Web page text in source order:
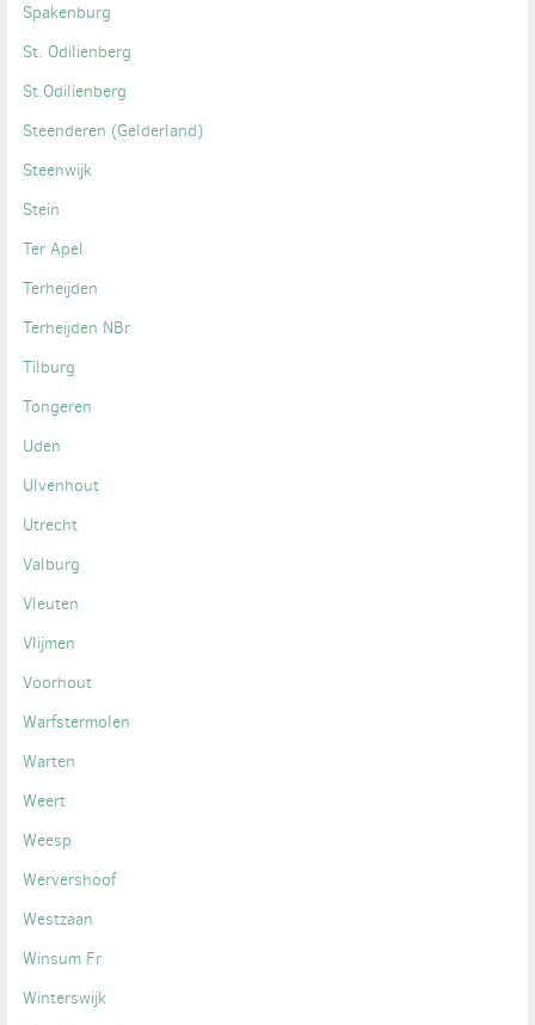
Spakenburg
St. Odilienberg
St.Odilienberg
Steenderen (Gelderland)
Steenwijk
Stein
Ter Apel
Terheijden
Terheijden NBr
Tilburg
Tongeren
Uden
Ulvenhout
Utrecht
Valburg
Vleuten
Vlijmen
Voorhout
Warfstermolen
Warten
Weert
Weesp
Wervershoof
Westzaan
Winsum Fr
Winterswijk